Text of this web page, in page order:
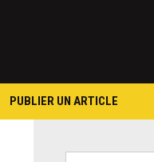
PUBLIER UN ARTICLE